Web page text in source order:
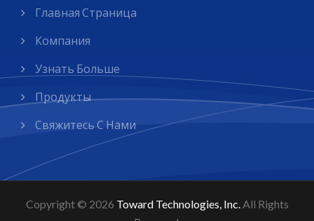
Главная Страница
Компания
Узнать Больше
Продукты
Свяжитесь С Нами
Copyright © 2026 Toward Technologies, Inc.All Rights